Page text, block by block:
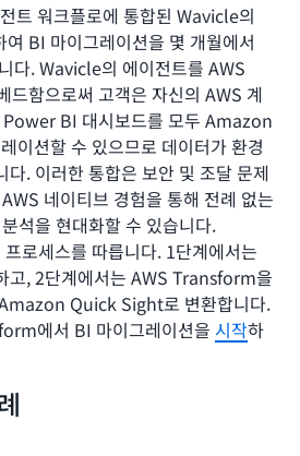
트 워크플로에 통합된 Wavicle의
BI 마이그레이션을 몇 개월에서
다. Wavicle의 에이전트를 AWS
함으로써 고객은 자신의 AWS 계
BI 대시보드를 모두 Amazon
이션할 수 있으므로 데이터가 환경
다. 이러한 통합은 보안 및 조달 문제
네이티브 경험을 통해 전례 없는
석을 현대화할 수 있습니다.
로세스를 따릅니다. 1단계에서는
고, 2단계에서는 AWS Transform을
Quick Sight로 변환합니다.
에서 BI 마이그레이션을 시작하